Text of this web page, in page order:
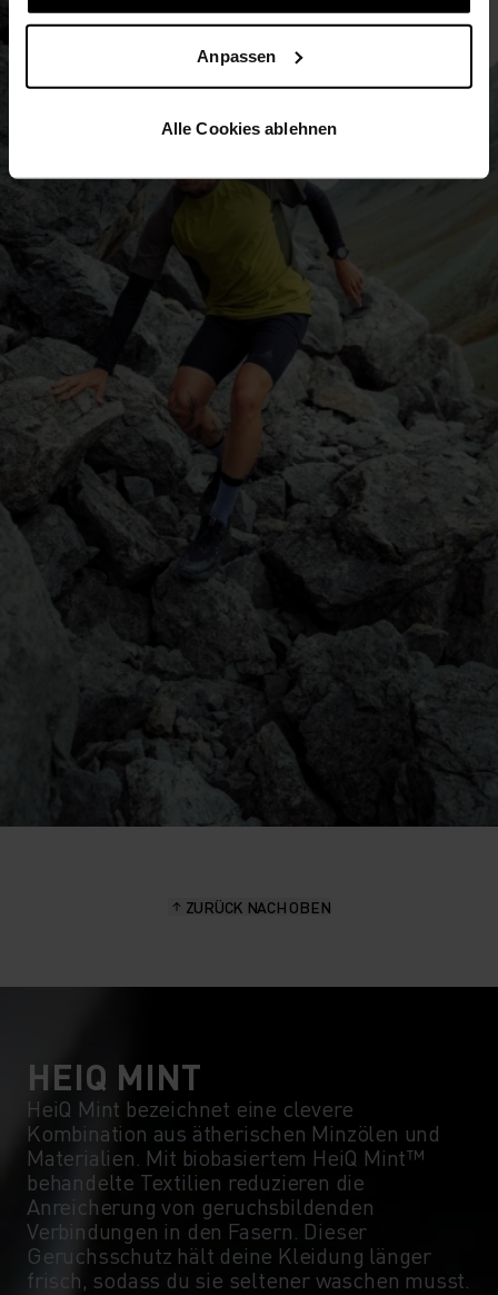
Anpassen
Alle Cookies ablehnen
ZURÜCK NACH OBEN
HEIQ MINT
HeiQ Mint bezeichnet eine clevere
Kombination aus ätherischen Minzölen und
Materialien. Mit biobasiertem HeiQ Mint™
behandelte Textilien reduzieren die
Anreicherung von geruchsbildenden
Verbindungen in den Fasern. Dieser
Geruchsschutz hält deine Kleidung länger
frisch, sodass du sie seltener waschen musst.